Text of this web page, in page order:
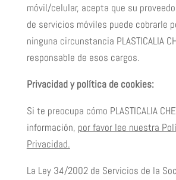
móvil/celular, acepta que su
de servicios móviles puede cobrarle
ninguna circunstancia PLASTICALIA
responsable de esos cargos.
Privacidad y política de cookies:
Si te preocupa cómo PLASTICALIA
información, por favor lee nuestra
Privacidad.
La Ley 34/2002 de Servicios de la